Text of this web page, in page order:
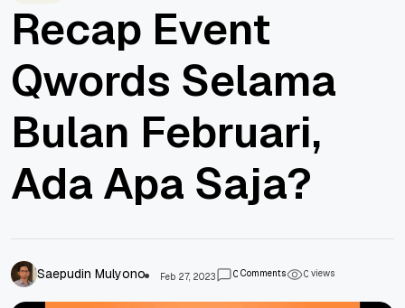
Recap Event
Qwords Selama
Bulan Februari,
Ada Apa Saja?
Saepudin Mulyono Feb 27, 2023 0Comments 0views